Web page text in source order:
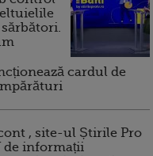
sărbători.
cardul de
, site-ul Știrile Pro
de informații